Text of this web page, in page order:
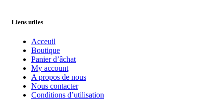
Liens utiles
Acceuil
Boutique
Panier d’âchat
My account
A propos de nous
Nous contacter
Conditions d’utilisation